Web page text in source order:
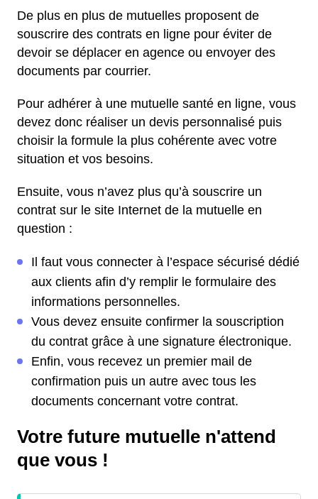
De plus en plus de mutuelles proposent de
souscrire des contrats en ligne pour éviter de
devoir se déplacer en agence ou envoyer des
documents par courrier.
Pour adhérer à une mutuelle santé en ligne, vous
devez donc réaliser un devis personnalisé puis
choisir la formule la plus cohérente avec votre
situation et vos besoins.
Ensuite, vous n’avez plus qu’à souscrire un
contrat sur le site Internet de la mutuelle en
question :
Il faut vous connecter à l’espace sécurisé dédié
aux clients afin d’y remplir le formulaire des
informations personnelles.
Vous devez ensuite confirmer la souscription
du contrat grâce à une signature électronique.
Enfin, vous recevez un premier mail de
confirmation puis un autre avec tous les
documents concernant votre contrat.
Votre future mutuelle n'attend
que vous !